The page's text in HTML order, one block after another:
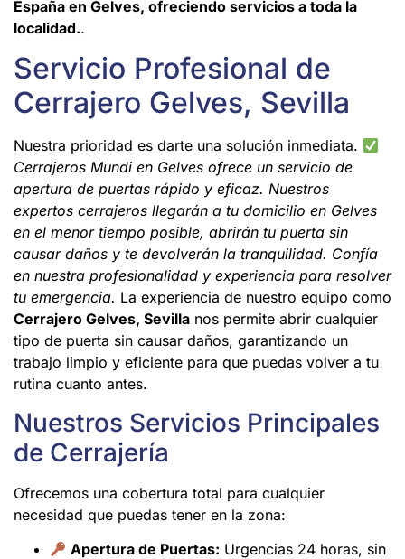
España en Gelves, ofreciendo servicios a toda la
localidad..
Servicio Profesional de
Cerrajero Gelves, Sevilla
Nuestra prioridad es darte una solución inmediata.
Cerrajeros Mundi en Gelves ofrece un servicio de
apertura de puertas rápido y eficaz. Nuestros
expertos cerrajeros llegarán a tu domicilio en Gelves
en el menor tiempo posible, abrirán tu puerta sin
causar daños y te devolverán la tranquilidad. Confía
en nuestra profesionalidad y experiencia para resolver
tu emergencia. La experiencia de nuestro equipo como
Cerrajero Gelves, Sevilla nos permite abrir cualquier
tipo de puerta sin causar daños, garantizando un
trabajo limpio y eficiente para que puedas volver a tu
rutina cuanto antes.
Nuestros Servicios Principales
de Cerrajería
Ofrecemos una cobertura total para cualquier
necesidad que puedas tener en la zona:
Apertura de Puertas: Urgencias 24 horas, sin